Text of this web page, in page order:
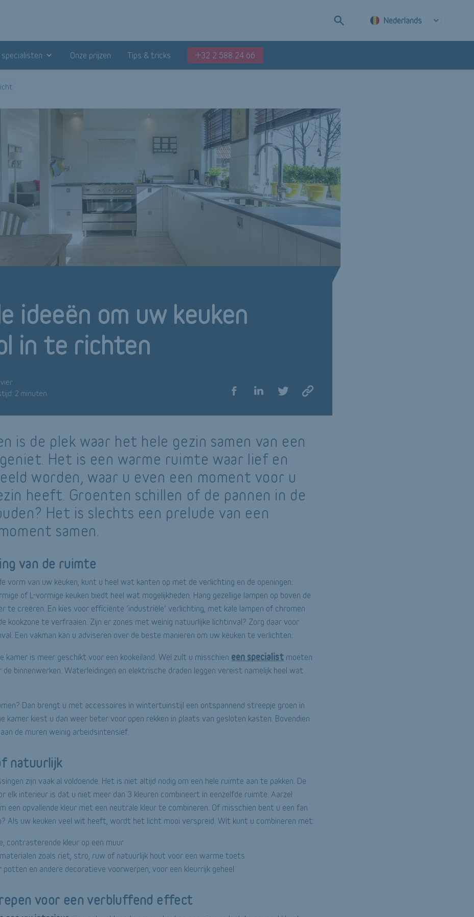
Nederlands
specialisten Onze prijzen Tips & tricks +32 2 588 24 66
ideeën om uw keuken
in te richten
2 minuten
is de plek waar het hele gezin samen van een
Het is een warme ruimte waar lief en
worden, waar u even een moment voor u
heeft. Groenten schillen of de pannen in de
Het is slechts een prelude van een
samen.
van de ruimte
vorm van uw keuken, kunt u heel wat kanten op met de verlichting en de openingen.
of L-vormige keuken biedt heel wat mogelijkheden. Hang gezellige lampen op boven de
te creëren. En kies voor efficiënte ‘industriële’ verlichting, met kale lampen of chromen
kookzone te verfraaien. Zijn er zones met weinig natuurlijke lichtinval? Zorg daar voor
Een vakman kan u adviseren over de beste manieren om uw keuken te verlichten.
kamer is meer geschikt voor een kookeiland. Wel zult u misschien een specialist moeten
de binnenwerken. Waterleidingen en elektrische draden leggen vereist namelijk heel wat
Dan brengt u met accessoires in wintertuinstijl een ontspannend streepje groen in
kamer kiest u dan weer beter voor open rekken in plaats van gesloten kasten. Bovendien
de muren weinig arbeidsintensief.
natuurlijk
zijn vaak al voldoende. Het is niet altijd nodig om een hele ruimte aan te pakken. De
elk interieur is dat u niet meer dan 3 kleuren combineert in eenzelfde ruimte. Aarzel
een opvallende kleur met een neutrale kleur te combineren. Of misschien bent u een fan
Als uw keuken veel wit heeft, wordt het licht mooi verspreid. Wit kunt u combineren met:
contrasterende kleur op een muur
zoals riet, stro, ruw of natuurlijk hout voor een warme toets
potten en andere decoratieve voorwerpen, voor een kleurrijk geheel
voor een verbluffend effect